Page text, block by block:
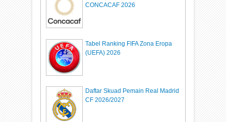
CONCACAF 2026
Tabel Ranking FIFA Zona Eropa
(UEFA) 2026
Daftar Skuad Pemain Real Madrid
CF 2026/2027